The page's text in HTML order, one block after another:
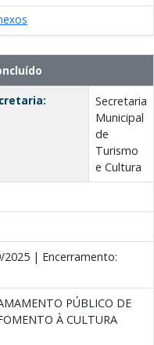
Secretaria
Municipal
de
Turismo
e Cultura
2025 | Encerramento:
PÚBLICO DE
À CULTURA